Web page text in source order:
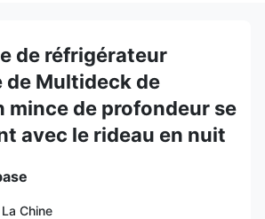
de réfrigérateur
de Multideck de
mince de profondeur se
avec le rideau en nuit
La Chine